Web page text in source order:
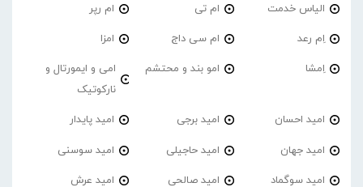
الیاس خدمت ام تی ام رپر
اِم رعد ام سی داج امزا
اِمشا امو بند و محتشم
امی و ایمورتال و
نارکوتیک
امید احسان امید برجی امید پایدار
امید جهان امید حاجیلی امید سوسنی
امید سوگماد امید صالحی امید عرش